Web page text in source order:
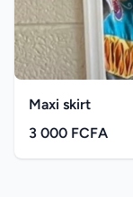
Maxi skirt
3 000 FCFA